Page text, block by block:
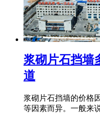
浆砌片石挡墙
道
浆砌片石挡墙的价格
等因素而异。一般来